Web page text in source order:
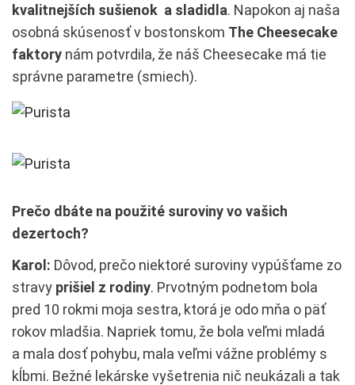
kvalitnejších sušienok a sladidla. Napokon aj naša
osobná skúsenosť v bostonskom The Cheesecake
faktory nám potvrdila, že náš Cheesecake má tie
správne parametre (smiech).
Prečo dbáte na použité suroviny vo vašich
dezertoch?
Karol: Dôvod, prečo niektoré suroviny vypúšťame zo
stravy prišiel z rodiny. Prvotným podnetom bola
pred 10 rokmi moja sestra, ktorá je odo mňa o päť
rokov mladšia. Napriek tomu, že bola veľmi mladá
a mala dosť pohybu, mala veľmi vážne problémy s
kĺbmi. Bežné lekárske vyšetrenia nič neukázali a tak